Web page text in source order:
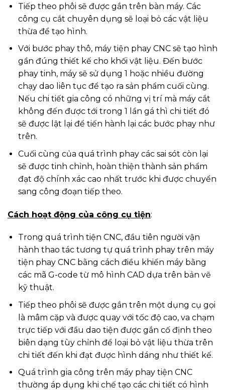
Tiếp theo phôi sẽ được gắn trên bàn máy. Các
công cụ cắt chuyên dụng sẽ loại bỏ các vật liệu
thừa để tạo hình.
Với bước phay thô, máy tiện phay CNC sẽ tạo hình
gần đúng thiết kế cho khối vật liệu. Đến bước
phay tinh, máy sẽ sử dụng 1 hoặc nhiều đường
chạy dao liên tục để tạo ra sản phẩm cuối cùng.
Nếu chi tiết gia công có những vị trí mà máy cắt
không đến được tới trong 1 lần gá thì chi tiết đó
sẽ được lật lại để tiến hành lại các bước phay như
trên.
Cuối cùng của quá trình phay các sai sót còn lại
sẽ được tinh chỉnh, hoàn thiện thành sản phẩm
đạt độ chính xác cao nhất trước khi được chuyển
sang công đoạn tiếp theo.
Cách hoạt động của công cụ tiện:
Trong quá trình tiện CNC, đầu tiên người vận
hành thao tác tương tự quá trình phay trên máy
tiện phay CNC bằng cách điều khiển máy bằng
các mã G-code từ mô hình CAD dựa trên bản vẽ
kỹ thuật.
Tiếp theo phôi sẽ được gắn trên một dụng cụ gọi
là mâm cặp và được quay với tốc độ cao, va chạm
trực tiếp với đầu dao tiện được gắn cố định theo
biên dạng tùy chỉnh để loại bỏ vật liệu thừa trên
chi tiết đến khi đạt được hình dáng như thiết kế.
Quá trình gia công trên máy phay tiện CNC
thường áp dụng khi chế tạo các chi tiết có hình